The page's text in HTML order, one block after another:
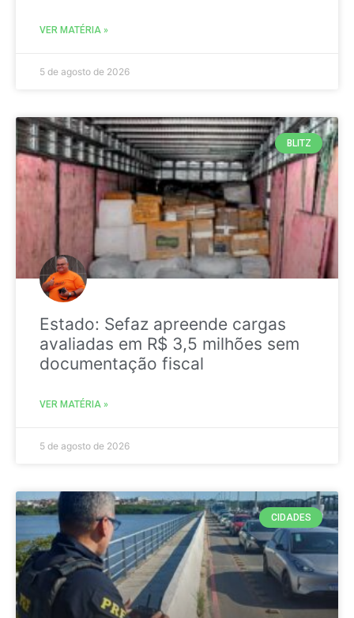
VER MATÉRIA »
5 de agosto de 2026
BLITZ
Estado: Sefaz apreende cargas
avaliadas em R$ 3,5 milhões sem
documentação fiscal
VER MATÉRIA »
5 de agosto de 2026
CIDADES